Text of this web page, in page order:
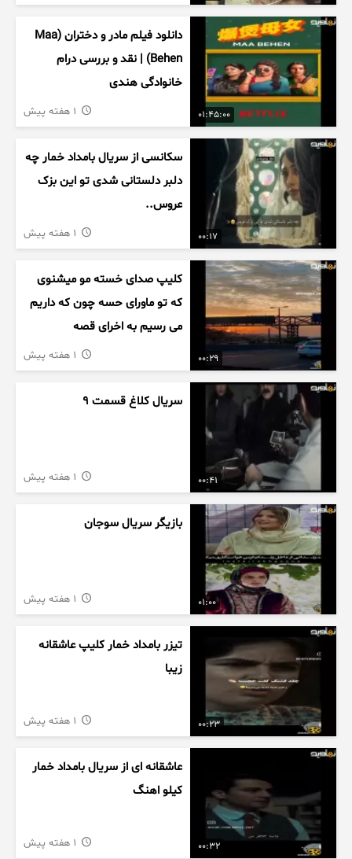
01:45:00
دانلود فیلم مادر و دختران (Maa
Behen) | نقد و بررسی درام
خانوادگی هندی
00:17
سکانسی از سریال بامداد خمار چه
دلبر دلستانی شدی تو این بزک
عروس..
00:29
کلیپ صدای خسته مو میشنوی
که تو ماورای حسه چون که داریم
می رسیم به اخرای قصه
00:41
سریال کلاغ قسمت 9
01:00
بازیگر سریال سوجان
00:23
تیزر بامداد خمار کلیپ عاشقانه
زیبا
00:32
عاشقانه ای از سریال بامداد خمار
کیلو اهنگ